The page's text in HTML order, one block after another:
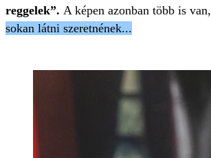
reggelek”. A képen azonban több is van,
sokan látni szeretnének...